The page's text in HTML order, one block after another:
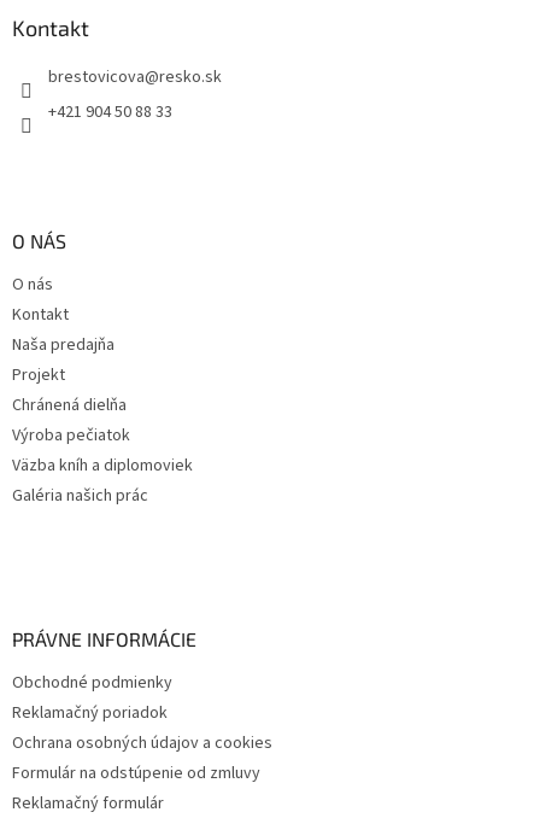
Kontakt
brestovicova@resko.sk
+421 904 50 88 33
O NÁS
O nás
Kontakt
Naša predajňa
Projekt
Chránená dielňa
Výroba pečiatok
Väzba kníh a diplomoviek
Galéria našich prác
PRÁVNE INFORMÁCIE
Obchodné podmienky
Reklamačný poriadok
Ochrana osobných údajov a cookies
Formulár na odstúpenie od zmluvy
Reklamačný formulár